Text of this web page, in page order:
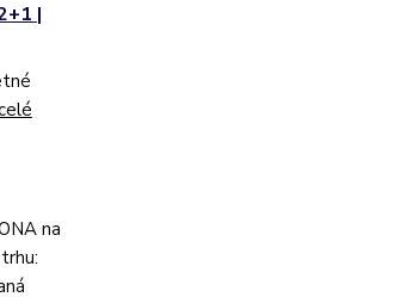
|
na